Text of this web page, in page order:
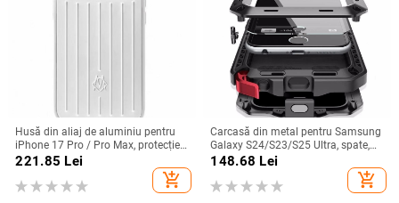
Husă din aliaj de aluminiu pentru
iPhone 17 Pro / Pro Max, protecție
anti-cădere, închidere magnetică,
turnare prin injecție, posibilitate de
personalizare
221.85 Lei
add_shopping_cart
Carcasă din metal pentru Samsung
Galaxy S24/S23/S25 Ultra, spate,
prelucrată, personalizabilă, disipare
căldură, anti-cadere, anti-amprentă
148.68 Lei
add_shopping_cart